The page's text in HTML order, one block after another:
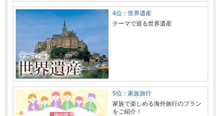
4位：世界遺産
テーマで巡る世界遺産
5位：家族旅行
家族で楽しめる海外旅行のプラン
をご紹介！